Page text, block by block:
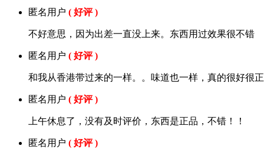
匿名用户 ( 好评 )
不好意思，因为出差一直没上来。东西用过效果很不错
匿名用户 ( 好评 )
和我从香港带过来的一样。。味道也一样，真的很好很
匿名用户 ( 好评 )
上午休息了，没有及时评价，东西是正品，不错！！
匿名用户 ( 好评 )